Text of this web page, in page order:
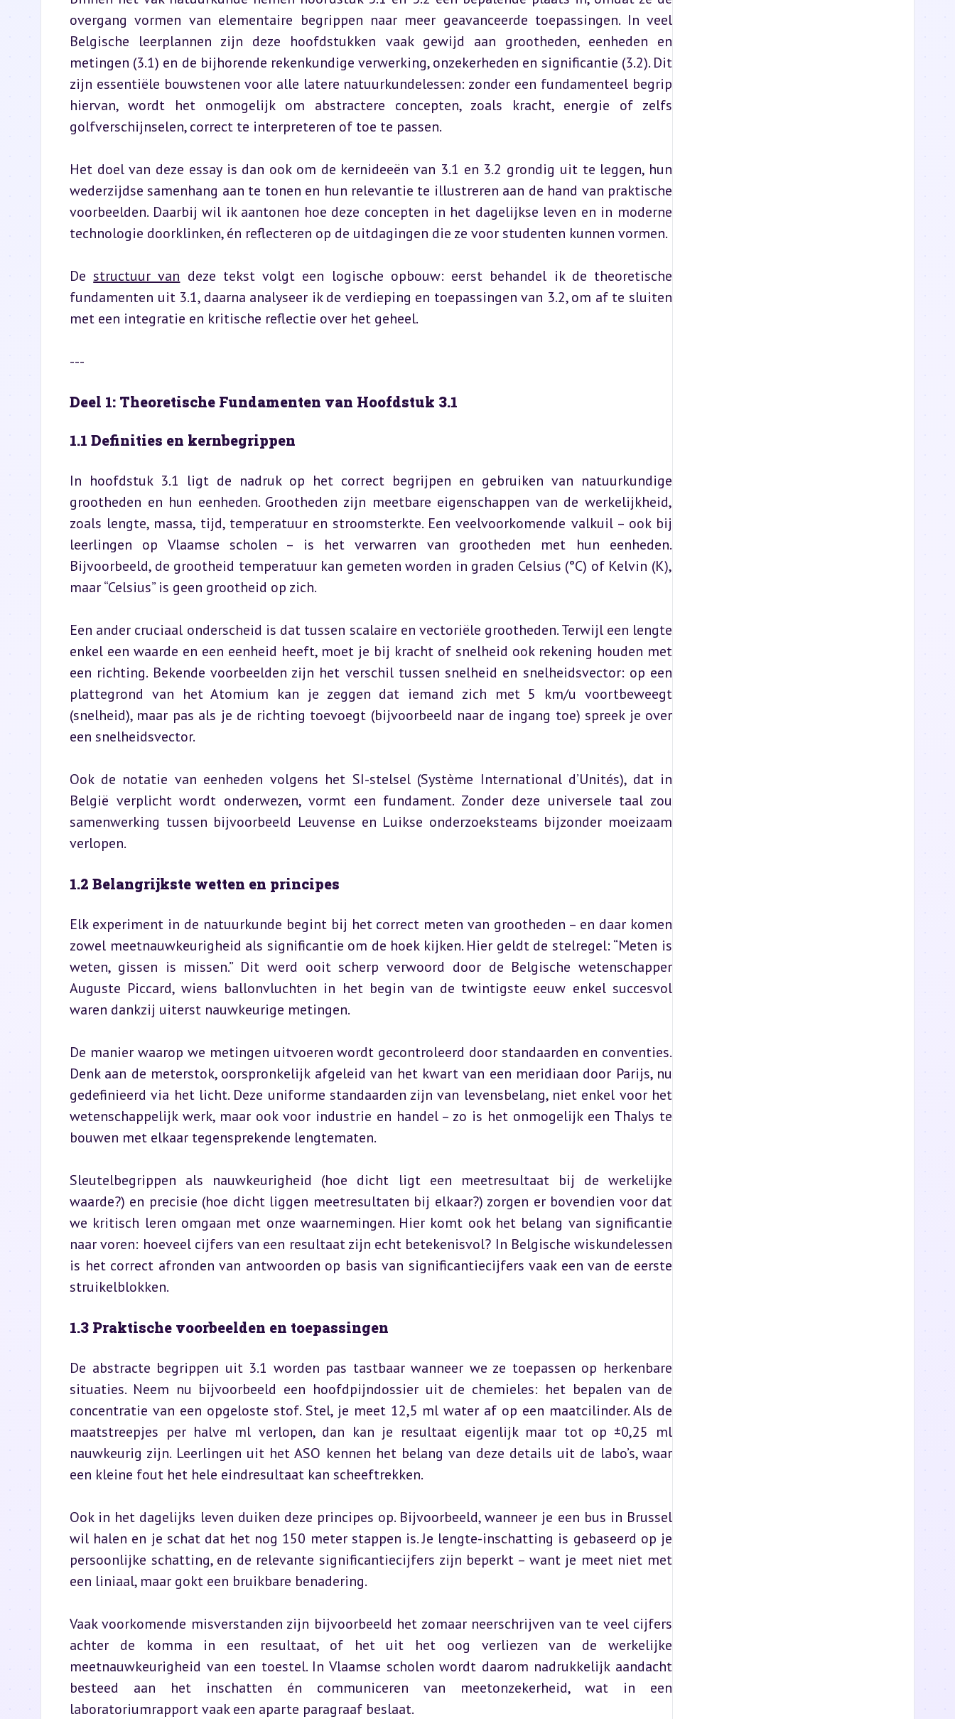
overgang vormen van elementaire begrippen naar meer geavanceerde toepassingen. In veel
Belgische leerplannen zijn deze hoofdstukken vaak gewijd aan grootheden, eenheden en
metingen (3.1) en de bijhorende rekenkundige verwerking, onzekerheden en significantie (3.2). Dit
zijn essentiële bouwstenen voor alle latere natuurkundelessen: zonder een fundamenteel begrip
hiervan, wordt het onmogelijk om abstractere concepten, zoals kracht, energie of zelfs
golfverschijnselen, correct te interpreteren of toe te passen.
Het doel van deze essay is dan ook om de kernideeën van 3.1 en 3.2 grondig uit te leggen, hun
wederzijdse samenhang aan te tonen en hun relevantie te illustreren aan de hand van praktische
voorbeelden. Daarbij wil ik aantonen hoe deze concepten in het dagelijkse leven en in moderne
technologie doorklinken, én reflecteren op de uitdagingen die ze voor studenten kunnen vormen.
De structuur van deze tekst volgt een logische opbouw: eerst behandel ik de theoretische
fundamenten uit 3.1, daarna analyseer ik de verdieping en toepassingen van 3.2, om af te sluiten
met een integratie en kritische reflectie over het geheel.
---
Deel 1: Theoretische Fundamenten van Hoofdstuk 3.1
1.1 Definities en kernbegrippen
In hoofdstuk 3.1 ligt de nadruk op het correct begrijpen en gebruiken van natuurkundige
grootheden en hun eenheden. Grootheden zijn meetbare eigenschappen van de werkelijkheid,
zoals lengte, massa, tijd, temperatuur en stroomsterkte. Een veelvoorkomende valkuil – ook bij
leerlingen op Vlaamse scholen – is het verwarren van grootheden met hun eenheden.
Bijvoorbeeld, de grootheid temperatuur kan gemeten worden in graden Celsius (°C) of Kelvin (K),
maar “Celsius” is geen grootheid op zich.
Een ander cruciaal onderscheid is dat tussen scalaire en vectoriële grootheden. Terwijl een lengte
enkel een waarde en een eenheid heeft, moet je bij kracht of snelheid ook rekening houden met
een richting. Bekende voorbeelden zijn het verschil tussen snelheid en snelheidsvector: op een
plattegrond van het Atomium kan je zeggen dat iemand zich met 5 km/u voortbeweegt
(snelheid), maar pas als je de richting toevoegt (bijvoorbeeld naar de ingang toe) spreek je over
een snelheidsvector.
Ook de notatie van eenheden volgens het SI-stelsel (Système International d’Unités), dat in
België verplicht wordt onderwezen, vormt een fundament. Zonder deze universele taal zou
samenwerking tussen bijvoorbeeld Leuvense en Luikse onderzoeksteams bijzonder moeizaam
verlopen.
1.2 Belangrijkste wetten en principes
Elk experiment in de natuurkunde begint bij het correct meten van grootheden – en daar komen
zowel meetnauwkeurigheid als significantie om de hoek kijken. Hier geldt de stelregel: “Meten is
weten, gissen is missen.” Dit werd ooit scherp verwoord door de Belgische wetenschapper
Auguste Piccard, wiens ballonvluchten in het begin van de twintigste eeuw enkel succesvol
waren dankzij uiterst nauwkeurige metingen.
De manier waarop we metingen uitvoeren wordt gecontroleerd door standaarden en conventies.
Denk aan de meterstok, oorspronkelijk afgeleid van het kwart van een meridiaan door Parijs, nu
gedefinieerd via het licht. Deze uniforme standaarden zijn van levensbelang, niet enkel voor het
wetenschappelijk werk, maar ook voor industrie en handel – zo is het onmogelijk een Thalys te
bouwen met elkaar tegensprekende lengtematen.
Sleutelbegrippen als nauwkeurigheid (hoe dicht ligt een meetresultaat bij de werkelijke
waarde?) en precisie (hoe dicht liggen meetresultaten bij elkaar?) zorgen er bovendien voor dat
we kritisch leren omgaan met onze waarnemingen. Hier komt ook het belang van significantie
naar voren: hoeveel cijfers van een resultaat zijn echt betekenisvol? In Belgische wiskundelessen
is het correct afronden van antwoorden op basis van significantiecijfers vaak een van de eerste
struikelblokken.
1.3 Praktische voorbeelden en toepassingen
De abstracte begrippen uit 3.1 worden pas tastbaar wanneer we ze toepassen op herkenbare
situaties. Neem nu bijvoorbeeld een hoofdpijndossier uit de chemieles: het bepalen van de
concentratie van een opgeloste stof. Stel, je meet 12,5 ml water af op een maatcilinder. Als de
maatstreepjes per halve ml verlopen, dan kan je resultaat eigenlijk maar tot op ±0,25 ml
nauwkeurig zijn. Leerlingen uit het ASO kennen het belang van deze details uit de labo’s, waar
een kleine fout het hele eindresultaat kan scheeftrekken.
Ook in het dagelijks leven duiken deze principes op. Bijvoorbeeld, wanneer je een bus in Brussel
wil halen en je schat dat het nog 150 meter stappen is. Je lengte-inschatting is gebaseerd op je
persoonlijke schatting, en de relevante significantiecijfers zijn beperkt – want je meet niet met
een liniaal, maar gokt een bruikbare benadering.
Vaak voorkomende misverstanden zijn bijvoorbeeld het zomaar neerschrijven van te veel cijfers
achter de komma in een resultaat, of het uit het oog verliezen van de werkelijke
meetnauwkeurigheid van een toestel. In Vlaamse scholen wordt daarom nadrukkelijk aandacht
besteed aan het inschatten én communiceren van meetonzekerheid, wat in een
laboratoriumrapport vaak een aparte paragraaf beslaat.